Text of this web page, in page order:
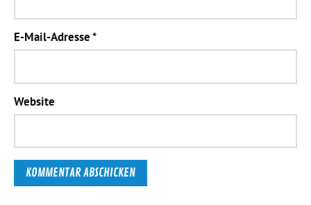
E-Mail-Adresse*
Website